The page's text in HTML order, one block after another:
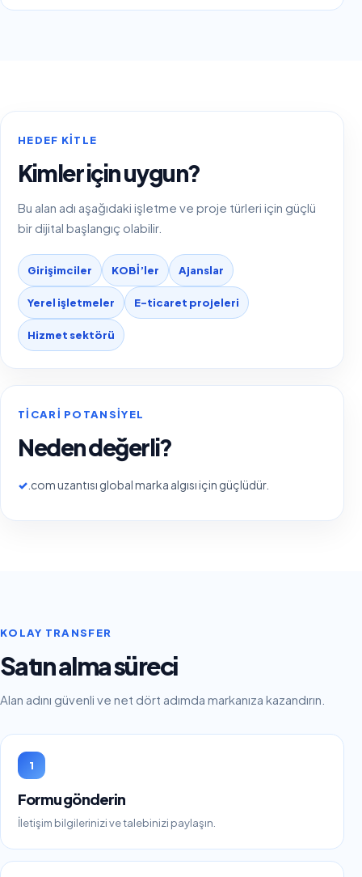
HEDEF KITLE
Kimler için uygun?
Bu alan adı aşağıdaki işletme ve proje türleri için güçlü
bir dijital başlangıç olabilir.
Girişimciler KOBİ’ler Ajanslar
Yerel işletmeler E-ticaret projeleri
Hizmet sektörü
TICARI POTANSIYEL
Neden değerli?
✓ .com uzantısı global marka algısı için güçlüdür.
KOLAY TRANSFER
Satın alma süreci
Alan adını güvenli ve net dört adımda markanıza kazandırın.
1
Formu gönderin
İletişim bilgilerinizi ve talebinizi paylaşın.